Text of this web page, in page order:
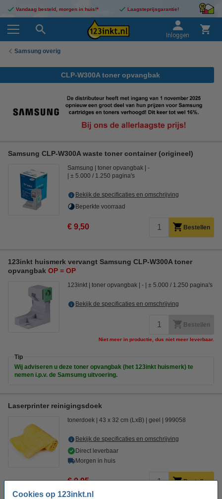
Cookies op 123inkt.nl
Vandaag besteld, morgen in huis!* Laagsteprijsgarantie!
Inloggen
Samsung overig
CLP-W300A toner opvangbak
Samsung CLP-W300A waste toner container (origineel)
Samsung toner opvangbak
-
± 5.000 / 1.250 pagina's
Bekijk de specificaties en omschrijving
Beperkte voorraad
€ 9,50 Bestellen
123inkt huismerk vervangt Samsung CLP-W300A toner
opvangbak OP = OP
123inkt toner opvangbak - ± 5.000 / 1.250 pagina's
Bekijk de specificaties en omschrijving
Bestellen
Niet meer in productie, dus niet meer leverbaar.
Tip
Wij adviseren u deze toner opvangbak (het 123inkt huismerk) te
nemen i.p.v. de Samsumg uitvoering.
Laserprinter reinigingsdoek
tonerdoek 43 x 32 cm (LxB) geel 999058
Bekijk de specificaties en omschrijving
Direct leverbaar
Morgen in huis
€ 0,95 Bestellen